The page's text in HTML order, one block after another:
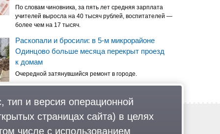
По словам чиновника, за пять лет средняя зарплата
учителей выросла на 40 тысяч рублей, воспитателей —
более чем на 17 тысяч.
Раскопали и бросили: в 5-м микрорайоне
Одинцово больше месяца перекрыт проезд
к домам
Очередной затянувшийся ремонт в городе.
Обратная связь
Политика обработки персональных данных
тип и версия операционной
страницах сайта) в целях
числе с использованием